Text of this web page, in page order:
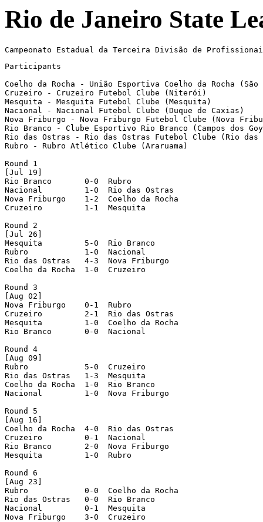
Rio de Janeiro State
Participants
Coelho da Rocha - União Esportiva Coelho da Rocha
Cruzeiro - Cruzeiro Futebol Clube (Niterói)
Mesquita - Mesquita Futebol Clube (Mesquita)
Nacional - Nacional Futebol Clube (Duque de Caxias)
Nova Friburgo - Nova Friburgo Futebol Clube (Nova
Rio Branco - Clube Esportivo Rio Branco (Campos dos
Rio das Ostras - Rio das Ostras Futebol Clube (Rio das
Rubro - Rubro Atlético Clube (Araruama)
Round 1
[Jul 19]
Rio Branco       0-0  Rubro
Nacional         1-0  Rio das Ostras
Nova Friburgo    1-2  Coelho da Rocha
Cruzeiro         1-1  Mesquita
Round 2
[Jul 26]
Mesquita         5-0  Rio Branco
Rubro            1-0  Nacional
Rio das Ostras   4-3  Nova Friburgo
Coelho da Rocha  1-0  Cruzeiro
Round 3
[Aug 02]
Nova Friburgo    0-1  Rubro
Cruzeiro         2-1  Rio das Ostras
Mesquita         1-0  Coelho da Rocha
Rio Branco       0-0  Nacional
Round 4
[Aug 09]
Rubro            5-0  Cruzeiro
Rio das Ostras   1-3  Mesquita
Coelho da Rocha  1-0  Rio Branco
Nacional         1-0  Nova Friburgo
Round 5
[Aug 16]
Coelho da Rocha  4-0  Rio das Ostras
Cruzeiro         0-1  Nacional
Rio Branco       2-0  Nova Friburgo
Mesquita         1-0  Rubro
Round 6
[Aug 23]
Rubro            0-0  Coelho da Rocha
Rio das Ostras   0-0  Rio Branco
Nacional         0-1  Mesquita
Nova Friburgo    3-0  Cruzeiro